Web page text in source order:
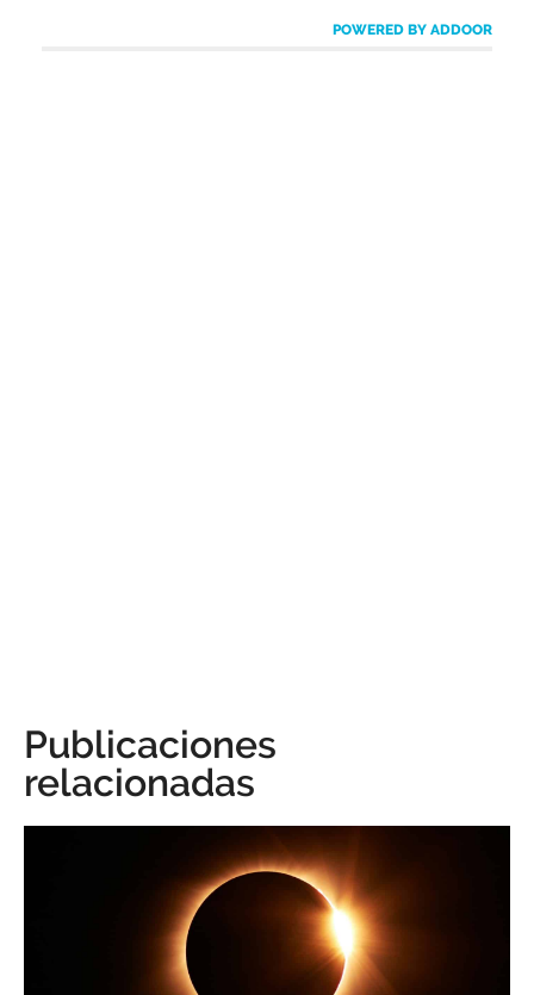
POWERED BY ADDOOR
Publicaciones
relacionadas